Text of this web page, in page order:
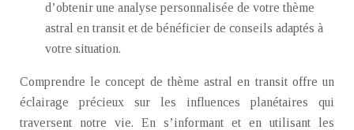
d’obtenir une analyse personnalisée de votre thème
astral en transit et de bénéficier de conseils adaptés à
votre situation.
Comprendre le concept de thème astral en transit offre un
éclairage précieux sur les influences planétaires qui
traversent notre vie. En s’informant et en utilisant les